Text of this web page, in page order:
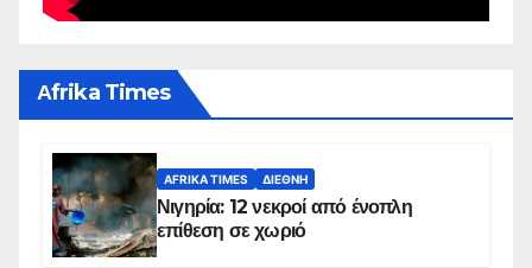
Αfrika Times
AFRIKA TIMES ΔΙΕΘΝΉ
Νιγηρία: 12 νεκροί από ένοπλη
επίθεση σε χωριό